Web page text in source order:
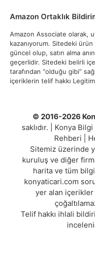
Amazon Ortaklık
Amazon Associate olarak,
kazanıyorum. Sitedeki
güncel olup, satın alma
geçerlidir. Sitedeki belirli
tarafından “olduğu gibi”
içeriklerin telif hakkı
© 2016-2026
saklıdır. | Konya
Rehberi |
Sitemiz üzerinde
kuruluş ve diğer
harita ve tüm
konyaticari.com
yer alan
Telif hakkı ihlali